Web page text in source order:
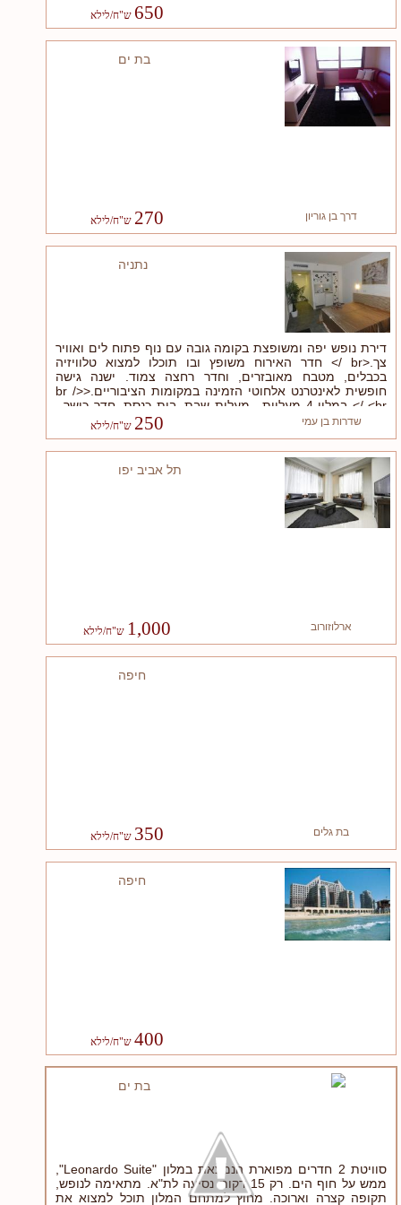
650
דרך בן גוריון 270
בת ים
דירת נופש יפה ומשופצת בקומה גובה עם נוף פתוח לים ואוויר
צך.<br /> חדר האירוח משופץ ובו תוכלו למצוא טלוויזיה
בכבלים, מטבח מאובזרים, וחדר רחצה צמוד. ישנה גישה
חופשית לאינטרנט אלחוטי הזמינה במקומות הציבוריים.<br />
<br /> במלון 4 מעליות , מעלית שבת, בית כנסת, חדר כושר ,
מסעדה טיפולים ועיסוי עפ"י הזמנה<br />
שדרות בן עמי 250
נתניה
ארלוזורוב 1,000
תל אביב יפו
בת גלים 350
חיפה
400
חיפה
סוויטת 2 חדרים מפוארת הנמצאת במלון "Leonardo Suite",
ממש על חוף הים. רק 15 דקות נסיעה לת"א. מתאימה לנופש,
תקופה קצרה וארוכה. מחוץ למתחם המלון תוכל למצוא את
בת ים